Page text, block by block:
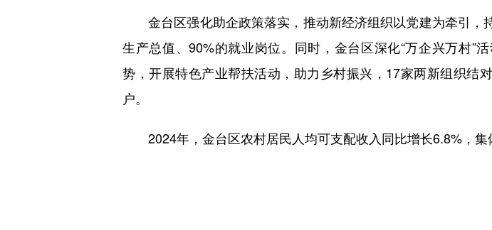
金台区强化助企政策落实，推动新经济组织以党建为牵引，
生产总值、90%的就业岗位。同时，金台区深化“万企兴万村”
势，开展特色产业帮扶活动，助力乡村振兴，17家两新组织结
户。
2024年，金台区农村居民人均可支配收入同比增长6.8%，集